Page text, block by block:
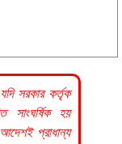
সরকারকর্তৃক
হয়
প্রাধান্য